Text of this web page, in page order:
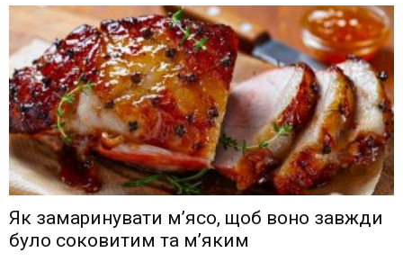
Як замаринувати м’ясо, щоб воно завжди
було соковитим та м’яким